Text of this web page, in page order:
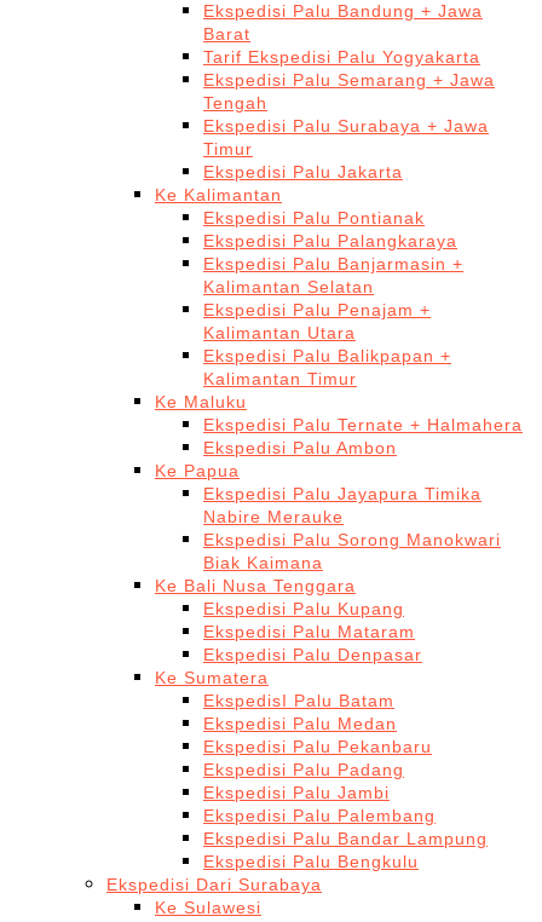
Ekspedisi Palu Bandung + Jawa
Barat
Tarif Ekspedisi Palu Yogyakarta
Ekspedisi Palu Semarang + Jawa
Tengah
Ekspedisi Palu Surabaya + Jawa
Timur
Ekspedisi Palu Jakarta
Ke Kalimantan
Ekspedisi Palu Pontianak
Ekspedisi Palu Palangkaraya
Ekspedisi Palu Banjarmasin +
Kalimantan Selatan
Ekspedisi Palu Penajam +
Kalimantan Utara
Ekspedisi Palu Balikpapan +
Kalimantan Timur
Ke Maluku
Ekspedisi Palu Ternate + Halmahera
Ekspedisi Palu Ambon
Ke Papua
Ekspedisi Palu Jayapura Timika
Nabire Merauke
Ekspedisi Palu Sorong Manokwari
Biak Kaimana
Ke Bali Nusa Tenggara
Ekspedisi Palu Kupang
Ekspedisi Palu Mataram
Ekspedisi Palu Denpasar
Ke Sumatera
EkspedisI Palu Batam
Ekspedisi Palu Medan
Ekspedisi Palu Pekanbaru
Ekspedisi Palu Padang
Ekspedisi Palu Jambi
Ekspedisi Palu Palembang
Ekspedisi Palu Bandar Lampung
Ekspedisi Palu Bengkulu
Ekspedisi Dari Surabaya
Ke Sulawesi